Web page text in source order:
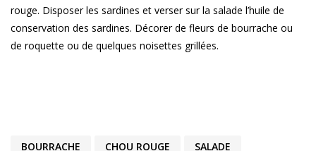
rouge. Disposer les sardines et verser sur la salade l’huile de
conservation des sardines. Décorer de fleurs de bourrache ou
de roquette ou de quelques noisettes grillées.
BOURRACHE CHOU ROUGE SALADE